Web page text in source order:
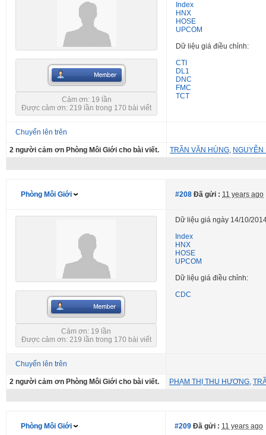
Cảm ơn: 19 lần
Được cảm ơn: 219 lần trong 170 bài viết
Index
HNX
HOSE
UPCOM
Dữ liệu giá điều chỉnh:
CTI
DL1
DNC
FMC
TCT
Chuyển lên trên
2 người cảm ơn Phòng Môi Giới cho bài viết. TRẦN VĂN HÙNG, NGUYỄN
Phòng Môi Giới #208 Đã gửi : 11 years ago
Cảm ơn: 19 lần
Được cảm ơn: 219 lần trong 170 bài viết
Dữ liệu giá ngày 14/10/
Index
HNX
HOSE
UPCOM
Dữ liệu giá điều chỉnh:
CDC
Chuyển lên trên
2 người cảm ơn Phòng Môi Giới cho bài viết. PHẠM THỊ THU HƯƠNG,
Phòng Môi Giới #209 Đã gửi : 11 years ago